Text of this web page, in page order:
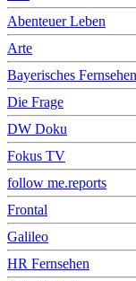
Abenteuer Leben
Arte
Bayerisches Fernsehen
Die Frage
DW Doku
Fokus TV
follow me.reports
Frontal
Galileo
HR Fernsehen